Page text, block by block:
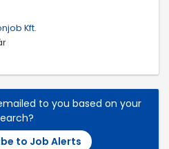
Kft.
to you based on your
to Job Alerts